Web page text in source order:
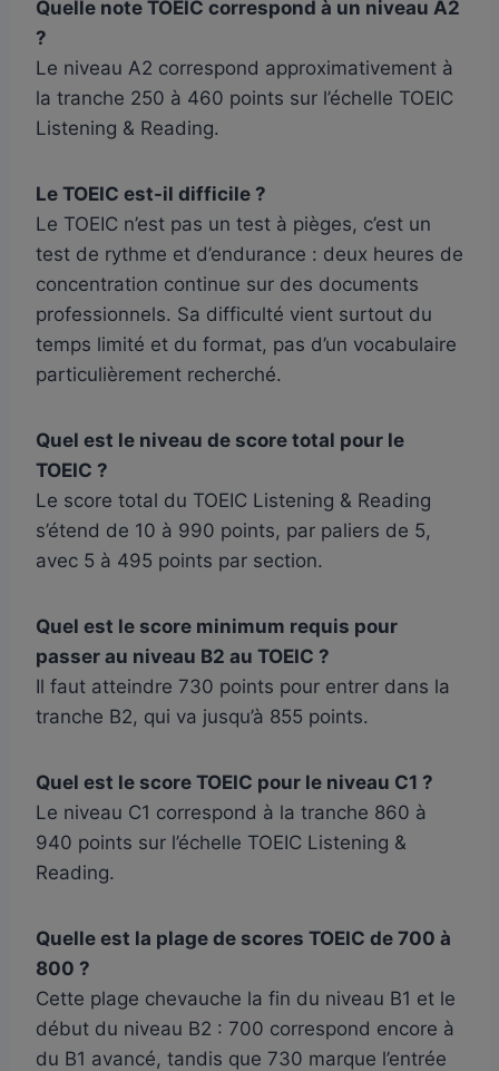
Quelle note TOEIC correspond à un niveau A2
?
Le niveau A2 correspond approximativement à
la tranche 250 à 460 points sur l’échelle TOEIC
Listening & Reading.
Le TOEIC est-il difficile ?
Le TOEIC n’est pas un test à pièges, c’est un
test de rythme et d’endurance : deux heures de
concentration continue sur des documents
professionnels. Sa difficulté vient surtout du
temps limité et du format, pas d’un vocabulaire
particulièrement recherché.
Quel est le niveau de score total pour le
TOEIC ?
Le score total du TOEIC Listening & Reading
s’étend de 10 à 990 points, par paliers de 5,
avec 5 à 495 points par section.
Quel est le score minimum requis pour
passer au niveau B2 au TOEIC ?
Il faut atteindre 730 points pour entrer dans la
tranche B2, qui va jusqu’à 855 points.
Quel est le score TOEIC pour le niveau C1 ?
Le niveau C1 correspond à la tranche 860 à
940 points sur l’échelle TOEIC Listening &
Reading.
Quelle est la plage de scores TOEIC de 700 à
800 ?
Cette plage chevauche la fin du niveau B1 et le
début du niveau B2 : 700 correspond encore à
du B1 avancé, tandis que 730 marque l’entrée